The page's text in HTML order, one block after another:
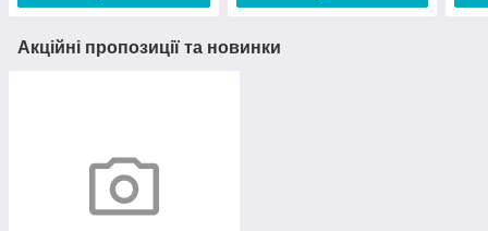
Акційні пропозиції та новинки